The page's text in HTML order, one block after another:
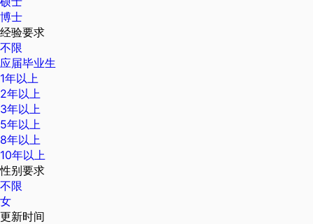
博士
经验要求
不限
应届毕业生
1年以上
2年以上
3年以上
5年以上
8年以上
10年以上
性别要求
不限
女
更新时间